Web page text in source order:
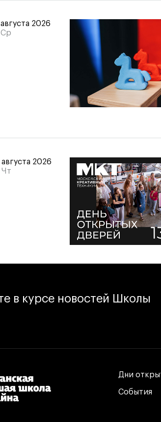
августа 2026
Ср
августа 2026
Чт
в курсе новостей Школы
Дни
Дни
События
События